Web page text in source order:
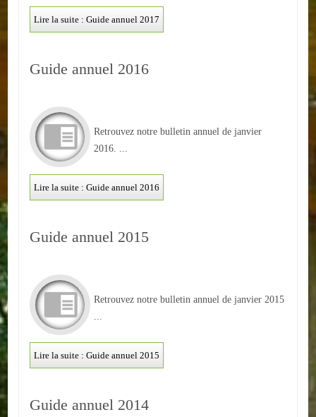
ASSOCIATIONS
Loisirs et animations
Services
ENTREPRISES
L'agriculture
Industries
Lire la suite : Guide annuel 2017
Guide annuel 2016
Retrouvez notre bulletin annuel de janvier
2016. ...
Lire la suite : Guide annuel 2016
Guide annuel 2015
Retrouvez notre bulletin annuel de janvier 2015
...
Lire la suite : Guide annuel 2015
Guide annuel 2014